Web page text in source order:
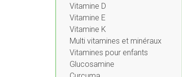
Vitamine D
Vitamine E
Vitamine K
Multi vitamines et minéraux
Vitamines pour enfants
Glucosamine